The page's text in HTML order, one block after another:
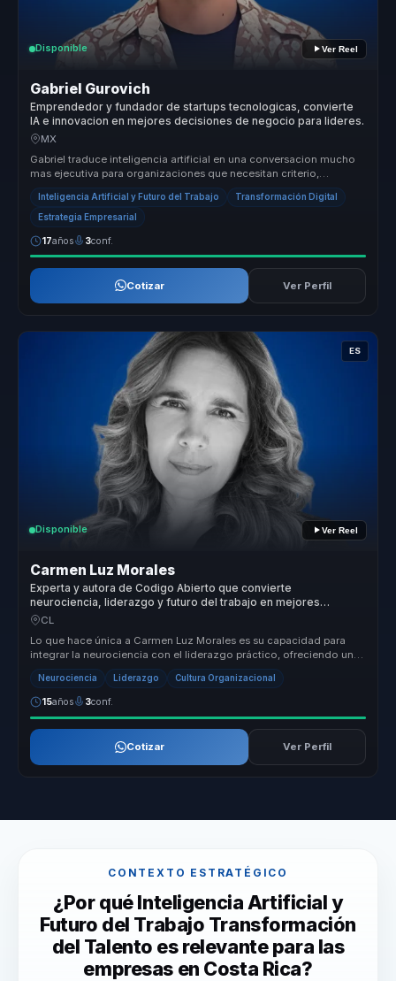
Disponible Ver Reel
Gabriel Gurovich
Emprendedor y fundador de startups tecnologicas, convierte
IA e innovacion en mejores decisiones de negocio para lideres.
MX
Gabriel traduce inteligencia artificial en una conversacion mucho
mas ejecutiva para organizaciones que necesitan criterio,
adopcion real...
Inteligencia Artificial y Futuro del Trabajo Transformación Digital
Estrategia Empresarial
17años 3conf.
Cotizar Ver Perfil
ES
Disponible Ver Reel
Carmen Luz Morales
Experta y autora de Codigo Abierto que convierte
neurociencia, liderazgo y futuro del trabajo en mejores
decisiones para empresas.
CL
Lo que hace única a Carmen Luz Morales es su capacidad para
integrar la neurociencia con el liderazgo práctico, ofreciendo un
enfoque tra...
Neurociencia Liderazgo Cultura Organizacional
15años 3conf.
Cotizar Ver Perfil
CONTEXTO ESTRATÉGICO
¿Por qué Inteligencia Artificial y
Futuro del Trabajo Transformación
del Talento es relevante para las
empresas en Costa Rica?